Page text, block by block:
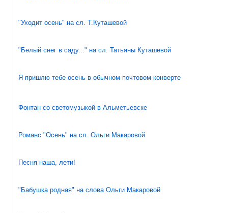
"Уходит осень" на сл. Т.Куташевой
"Белый снег в саду..." на сл. Татьяны Куташевой
Я пришлю тебе осень в обычном почтовом конверте
Фонтан со светомузыкой в Альметьевске
Романс "Осень" на сл. Ольги Макаровой
Песня наша, лети!
"Бабушка родная" на слова Ольги Макаровой